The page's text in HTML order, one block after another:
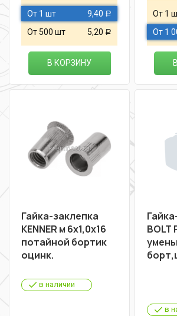
От 1 шт 9,40 Р
От 500 шт 5,20 Р
В КОРЗИНУ
От 1
От 1
Гайка-заклепка
KENNER м 6х1,0х16
потайной бортик
оцинк.
в наличии
BOLT
в